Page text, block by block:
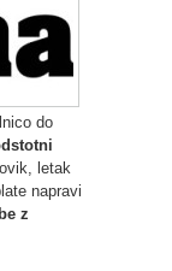
do
letak
napravi
z